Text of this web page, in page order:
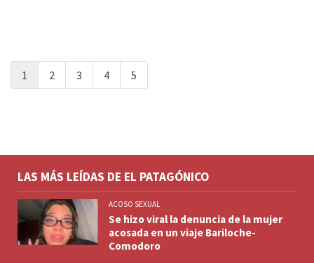
1 2 3 4 5
LAS MÁS LEÍDAS DE EL PATAGÓNICO
ACOSO SEXUAL
Se hizo viral la denuncia de la mujer
acosada en un viaje Bariloche-
Comodoro